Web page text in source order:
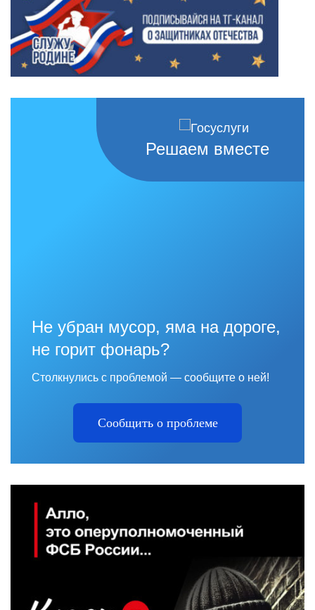
Решаем вместе
Не убран мусор, яма на дороге,
не горит фонарь?
Столкнулись с проблемой — сообщите о ней!
Сообщить о проблеме